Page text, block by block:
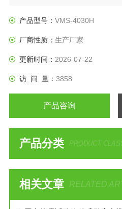
产品型号： VMS-4030H
厂商性质： 生产厂家
更新时间： 2026-07-22
访 问 量： 3858
产品咨询
产品分类 PRODUCT
相关文章 RELATED